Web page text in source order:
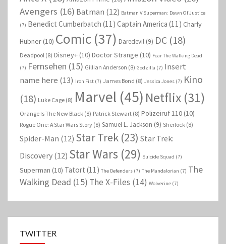
Avengers (16) Batman (12) Batman V Superman: Dawn Of Justice
(7) Benedict Cumberbatch (11) Captain America (11) Charly
Hübner (10) Comic (37) Daredevil (9) DC (18)
Deadpool (8) Disney+ (10) Doctor Strange (10) Fear The Walking Dead
(7) Fernsehen (15) Gillian Anderson (8) Godzilla (7) Insert
name here (13) Iron Fist (7) James Bond (8) Jessica Jones (7) Kino
(18) Luke Cage (8) Marvel (45) Netflix (31)
Orange Is The New Black (8) Patrick Stewart (8) Polizeiruf 110 (10)
Rogue One: A Star Wars Story (8) Samuel L. Jackson (9) Sherlock (8)
Spider-Man (12) Star Trek (23) Star Trek:
Discovery (12) Star Wars (29) Suicide Squad (7)
Superman (10) Tatort (11) The Defenders (7) The Mandalorian (7) The
Walking Dead (15) The X-Files (14) Wolverine (7)
TWITTER